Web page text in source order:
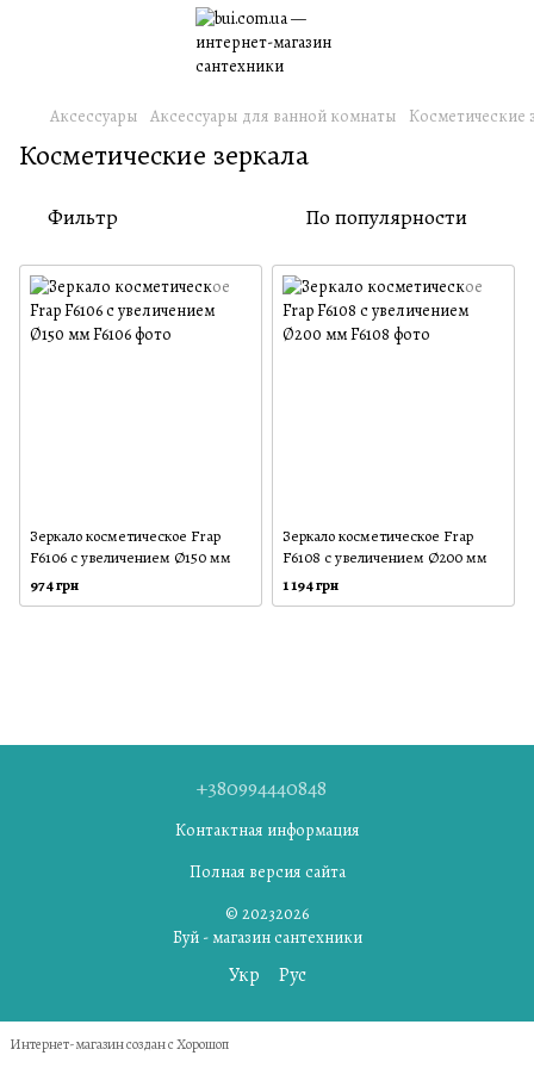
Аксессуары Аксессуары для ванной комнаты Косметические
Косметические зеркала
Фильтр По популярности
Зеркало косметическое Frap
F6106 с увеличением Ø150 мм
974 грн
Зеркало косметическое Frap
F6108 с увеличением Ø200 мм
1 194 грн
+380994440848
Контактная информация
Полная версия сайта
© 20232026
Буй - магазин сантехники
Укр Рус
Интернет-магазин создан с Хорошоп